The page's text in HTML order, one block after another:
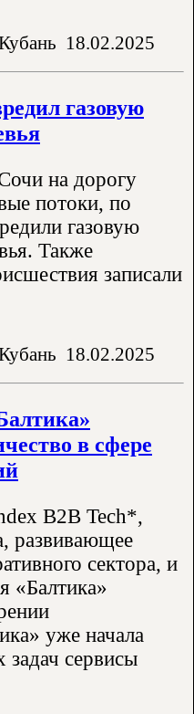
18.02.2025
газовую
на дорогу
потоки, по
газовую
Также
записали
18.02.2025
в сфере
B2B Tech*,
развивающее
сектора, и
«Балтика»
уже начала
задач сервисы